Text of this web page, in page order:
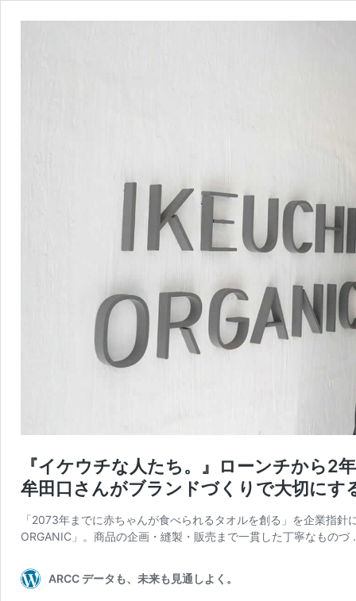
『イケウチな人たち。』ローンチから2
牟田口さんがブランドづくりで大切にす
「2073年までに赤ちゃんが食べられるタオルを創る」を企業指
ORGANIC」。商品の企画・縫製・販売まで一貫した丁寧なもの
ARCC データも、未来も見通しよく。